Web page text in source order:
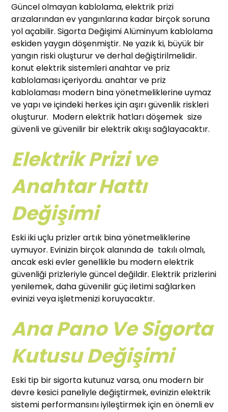
Güncel olmayan kablolama, elektrik prizi
arızalarından ev yangınlarına kadar birçok soruna
yol açabilir. Sigorta Değişimi Alüminyum kablolama
eskiden yaygın döşenmiştir. Ne yazık ki, büyük bir
yangın riski oluşturur ve derhal değiştirilmelidir.
konut elektrik sistemleri anahtar ve priz
kablolaması içeriyordu. anahtar ve priz
kablolaması modern bina yönetmeliklerine uymaz
ve yapı ve içindeki herkes için aşırı güvenlik riskleri
oluşturur. Modern elektrik hatları döşemek size
güvenli ve güvenilir bir elektrik akışı sağlayacaktır.
Elektrik Prizi ve
Anahtar Hattı
Değişimi
Eski iki uçlu prizler artık bina yönetmeliklerine
uymuyor. Evinizin birçok alanında de takılı olmalı,
ancak eski evler genellikle bu modern elektrik
güvenliği prizleriyle güncel değildir. Elektrik prizlerini
yenilemek, daha güvenilir güç iletimi sağlarken
evinizi veya işletmenizi koruyacaktır.
Ana Pano Ve Sigorta
Kutusu Değişimi
Eski tip bir sigorta kutunuz varsa, onu modern bir
devre kesici paneliyle değiştirmek, evinizin elektrik
sistemi performansını iyileştirmek için en önemli ev